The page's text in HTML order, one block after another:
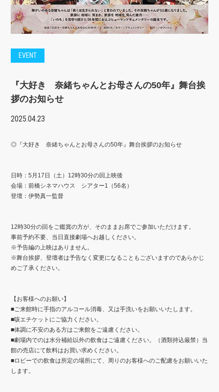
EVENT
『大好き 奈緒ちゃんとお母さんの50年』舞台挨
拶のお知らせ
2025.04.23
◎『大好き 奈緒ちゃんとお母さんの50年』舞台挨拶のお知らせ
日時：5月17日（土）12時30分の回上映後
会場：前橋シネマハウス シアター1（56名）
登壇：伊勢真一監督
12時30分の回をご鑑賞の方が、そのままお席でご参加いただけます。
事前予約不要、当日直接劇場へお越しください。
※予告編の上映はありません。
※舞台挨拶、登壇者は予告なく変更になることもございますのであらかじ
めご了承ください。
【お客様へのお願い】
■ご来館時に手指のアルコール消毒、又は手洗いをお願いいたします。
■咳エチケットにご協力ください。
■体調に不安のある方はご来館をご遠慮ください。
■劇場内でのは水分補給以外の飲食はご遠慮ください。（酒類持込厳禁）当
館の売店にて飲料はお買い求めください。
■ロビーでの飲食は所定の場所にて、周りのお客様へのご配慮をお願いいた
します。